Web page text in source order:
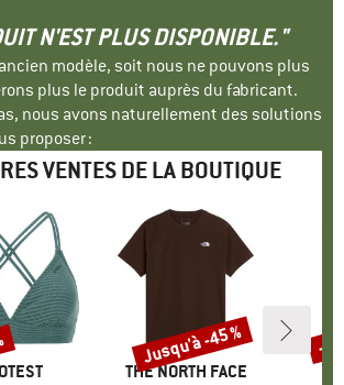
N'EST PLUS DISPONIBLE."
modèle, soit nous ne pouvons plus
plus le produit auprès du fabricant.
nous avons naturellement des solutions
proposer :
VENTES DE LA BOUTIQUE
MARQUE
THE NORTH FACE
Remise
Jusqu'à -45 % -